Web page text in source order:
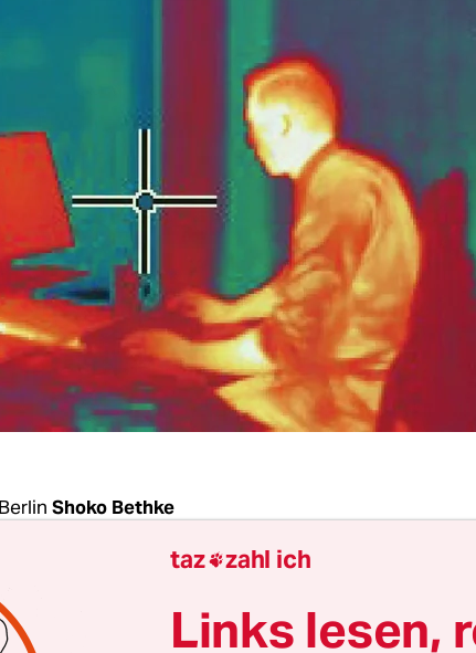
Shoko Bethke
des Ukrainekrieges wächst der Druck, auf
verzichten. Wer mitanpacken möchte, kann
taz zahl ich
Links lesen,